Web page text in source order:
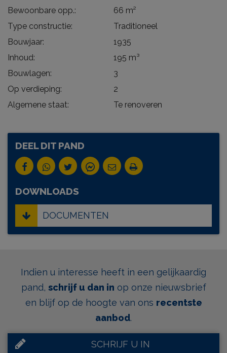
Bewoonbare opp.:
66 m²
Type constructie:
Traditioneel
Bouwjaar:
1935
Inhoud:
195 m³
Bouwlagen:
3
Op verdieping:
2
Algemene staat:
Te renoveren
DEEL DIT PAND
DOWNLOADS
DOCUMENTEN
Indien u interesse heeft in een gelijkaardig
pand, schrijf u dan in op onze nieuwsbrief
en blijf op de hoogte van ons recentste
aanbod.
SCHRIJF U IN